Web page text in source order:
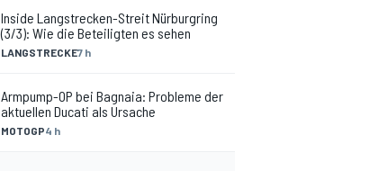
LANGSTRECKE7 h
Inside Langstrecken-Streit Nürburgring
(3/3): Wie die Beteiligten es sehen
MOTOGP4 h
Armpump-OP bei Bagnaia: Probleme der
aktuellen Ducati als Ursache